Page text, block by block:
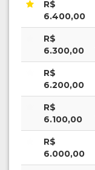
R$
6.400,00
R$
6.300,00
R$
6.200,00
R$
6.100,00
R$
6.000,00